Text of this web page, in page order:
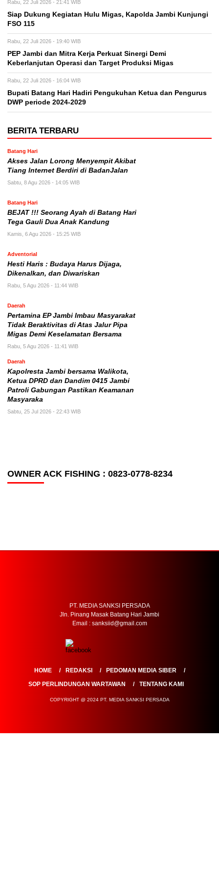
Rabu, 22 Juli 2026 - 21:41 WIB
Siap Dukung Kegiatan Hulu Migas, Kapolda Jambi Kunjungi
FSO 115
Rabu, 22 Juli 2026 - 19:40 WIB
PEP Jambi dan Mitra Kerja Perkuat Sinergi Demi
Keberlanjutan Operasi dan Target Produksi Migas
Rabu, 22 Juli 2026 - 16:04 WIB
Bupati Batang Hari Hadiri Pengukuhan Ketua dan Pengurus
DWP periode 2024-2029
BERITA TERBARU
Batang Hari
Akses Jalan Lorong Menyempit Akibat
Tiang Internet Berdiri di BadanJalan
Sabtu, 8 Agu 2026 - 14:05 WIB
Batang Hari
BEJAT !!! Seorang Ayah di Batang Hari
Tega Gauli Dua Anak Kandung
Kamis, 6 Agu 2026 - 15:25 WIB
Adventorial
Hesti Haris : Budaya Harus Dijaga,
Dikenalkan, dan Diwariskan
Rabu, 5 Agu 2026 - 11:44 WIB
Daerah
Pertamina EP Jambi Imbau Masyarakat
Tidak Beraktivitas di Atas Jalur Pipa
Migas Demi Keselamatan Bersama
Rabu, 5 Agu 2026 - 11:41 WIB
Daerah
Kapolresta Jambi bersama Walikota,
Ketua DPRD dan Dandim 0415 Jambi
Patroli Gabungan Pastikan Keamanan
Masyaraka
Sabtu, 25 Jul 2026 - 22:43 WIB
OWNER ACK FISHING : 0823-0778-8234
SOP PERLINDUNGAN WARTAWAN